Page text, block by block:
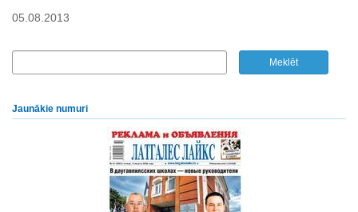
05.08.2013
Jaunākie numuri